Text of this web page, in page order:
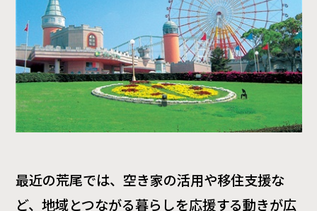
最近の荒尾では、空き家の活用や移住支援な
ど、地域とつながる暮らしを応援する動きが広